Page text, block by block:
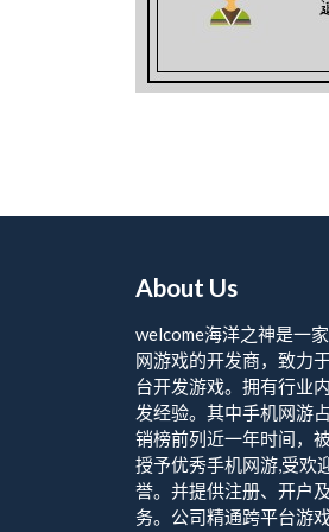
About Us
welcome海洋之神是一
网游戏的开发商，致力
台开发游戏。拥有行业
发经验。其中手机网游
销榜前列近一年时间，
授予优秀手机网游,受欢
誉。并提供注册、开户
务。公司精通跨平台游